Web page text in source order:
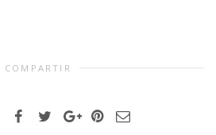
COMPARTIR